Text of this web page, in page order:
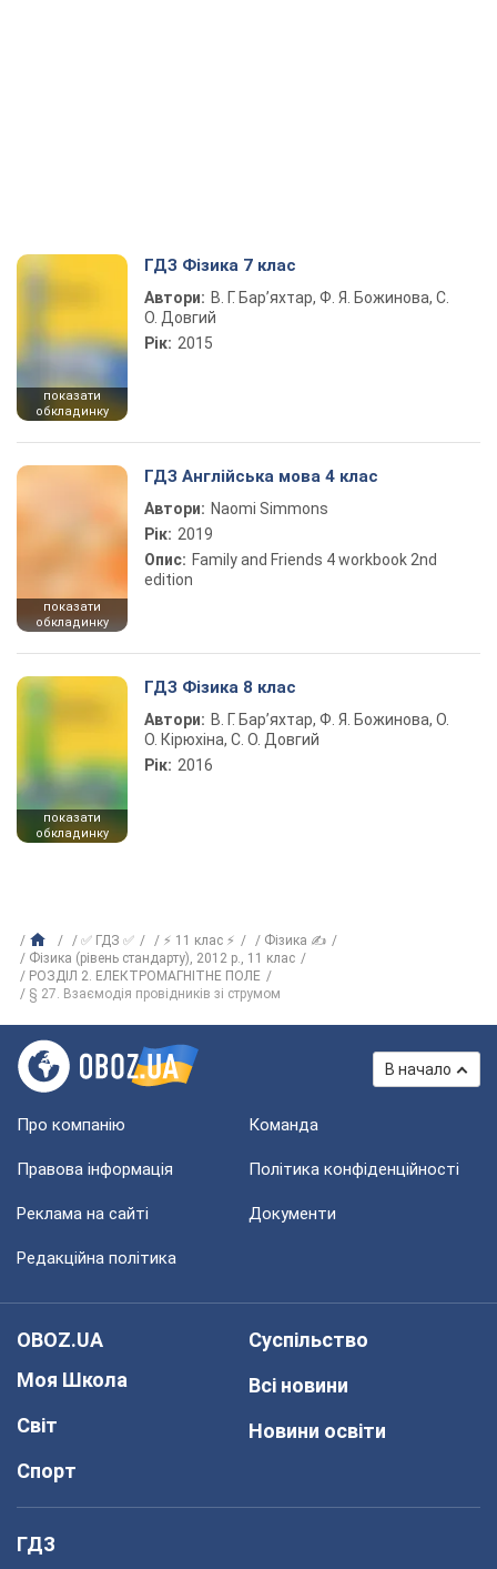
показати
обкладинку
ГДЗ Фізика 7 клас
Автори: В. Г. Бар’яхтар, Ф. Я. Божинова, С.
О. Довгий
Рік: 2015
показати
обкладинку
ГДЗ Англійська мова 4 клас
Автори: Naomi Simmons
Рік: 2019
Опис: Family and Friends 4 workbook 2nd
edition
показати
обкладинку
ГДЗ Фізика 8 клас
Автори: В. Г. Бар’яхтар, Ф. Я. Божинова, О.
О. Кірюхіна, С. О. Довгий
Рік: 2016
✅ ГДЗ ✅ ⚡ 11 клас ⚡
Фізика ✍
Фізика (рівень стандарту), 2012 р., 11 клас
РОЗДІЛ 2. ЕЛЕКТРОМАГНІТНЕ ПОЛЕ
§ 27. Взаємодія провідників зі струмом
В начало
Про компанію Команда
Правова інформація Політика конфіденційності
Реклама на сайті Документи
Редакційна політика
OBOZ.UA
Моя Школа
Світ
Спорт
Суспільство
Всі новини
Новини освіти
ГДЗ